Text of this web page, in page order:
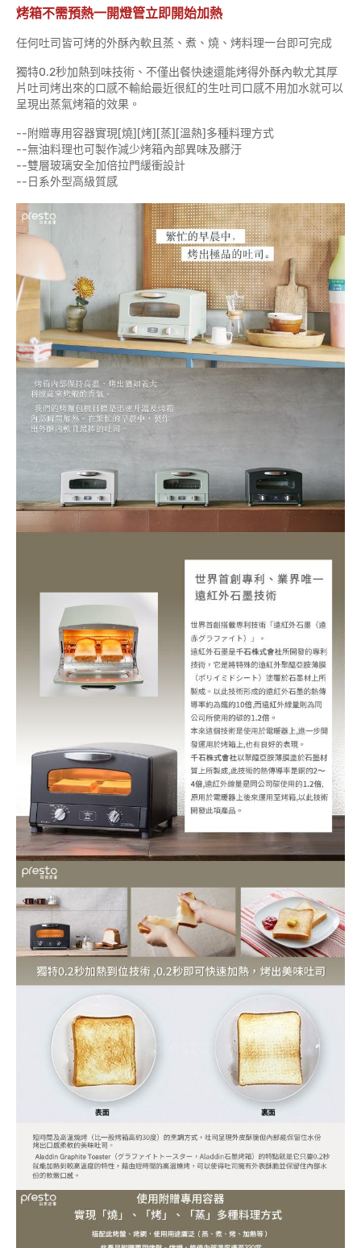
烤箱不需預熱一開燈管立即開始加熱
任何吐司皆可烤的外酥內軟且蒸、煮、燒、烤料理一台即可完成
獨特0.2秒加熱到味技術、不僅出餐快速還能烤得外酥內軟尤其厚
片吐司烤出來的口感不輸給最近很紅的生吐司口感不用加水就可以
呈現出蒸氣烤箱的效果。
--附贈專用容器實現[燒][烤][蒸][溫熱]多種料理方式
--無油料理也可製作減少烤箱內部異味及髒汙
--雙層玻璃安全加倍拉門緩衝設計
--日系外型高級質感